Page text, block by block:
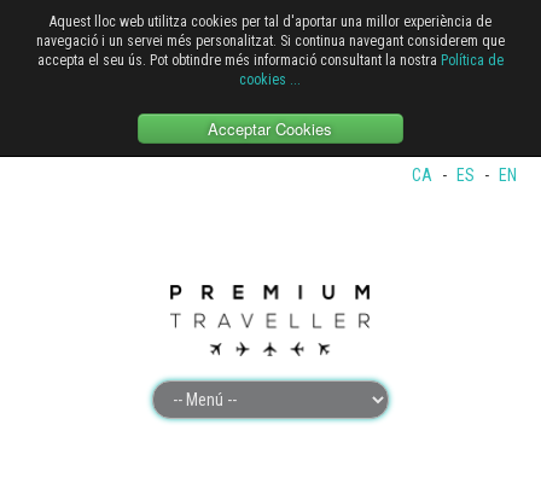
Aquest lloc web utilitza cookies per tal d'aportar una millor experiència de
navegació i un servei més personalitzat. Si continua navegant considerem que
accepta el seu ús. Pot obtindre més informació consultant la nostra Política de
cookies ...
Acceptar Cookies
CA - ES - EN